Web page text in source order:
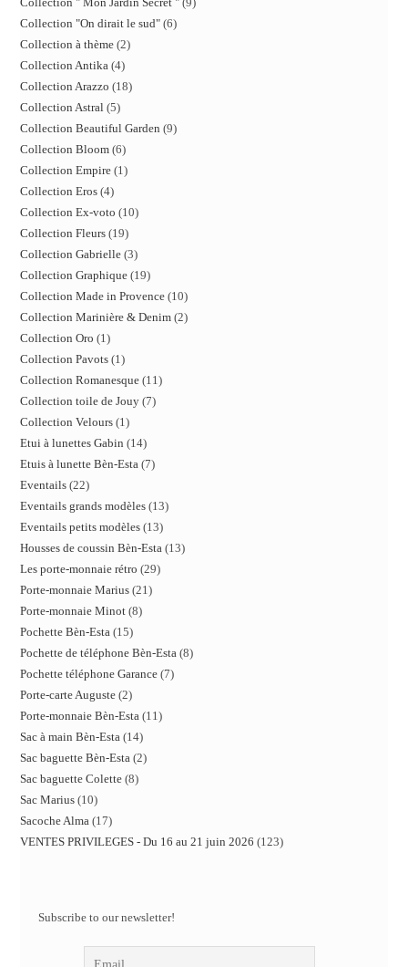
Collection "On dirait le sud" 6
Collection à thème 2
Collection Antika 4
Collection Arazzo 18
Collection Astral 5
Collection Beautiful Garden 9
Collection Bloom 6
Collection Empire 1
Collection Eros 4
Collection Ex-voto 10
Collection Fleurs 19
Collection Gabrielle 3
Collection Graphique 19
Collection Made in Provence 10
Collection Marinière & Denim 2
Collection Oro 1
Collection Pavots 1
Collection Romanesque 11
Collection toile de Jouy 7
Collection Velours 1
Etui à lunettes Gabin 14
Etuis à lunette Bèn-Esta 7
Eventails 22
Eventails grands modèles 13
Eventails petits modèles 13
Housses de coussin Bèn-Esta 13
Les porte-monnaie rétro 29
Porte-monnaie Marius 21
Porte-monnaie Minot 8
Pochette Bèn-Esta 15
Pochette de téléphone Bèn-Esta 8
Pochette téléphone Garance 7
Porte-carte Auguste 2
Porte-monnaie Bèn-Esta 11
Sac à main Bèn-Esta 14
Sac baguette Bèn-Esta 2
Sac baguette Colette 8
Sac Marius 10
Sacoche Alma 17
VENTES PRIVILEGES - Du 16 au 21 juin 2026 123
Subscribe to our newsletter!